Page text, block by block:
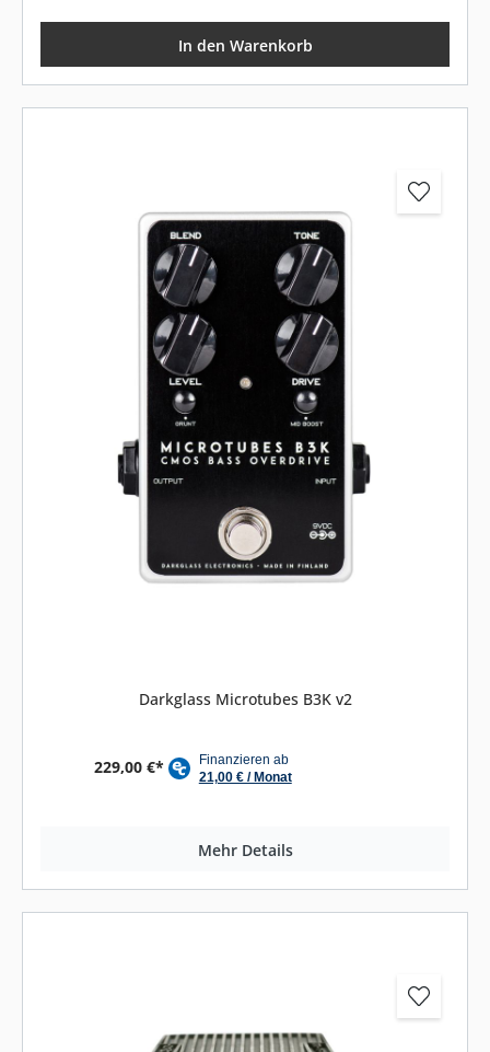
In den Warenkorb
Darkglass Microtubes B3K v2
229,00 €*
Mehr Details